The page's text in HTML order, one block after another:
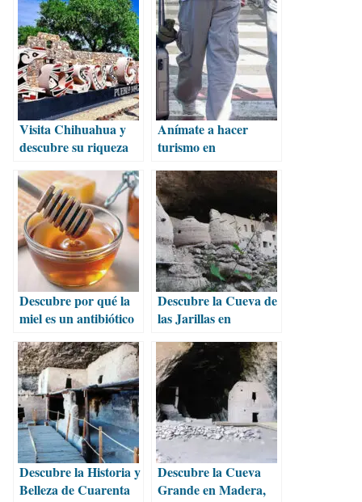
Chihuahua
Visita Chihuahua y
descubre su riqueza
cultural
Anímate a hacer
turismo en
descubre su grandeza
natural
Descubre por qué la
miel es un antibiótico
Descubre la Cueva de
las Jarillas en
Descubre la Historia y
Belleza de Cuarenta
Descubre la Cueva
Grande en Madera,